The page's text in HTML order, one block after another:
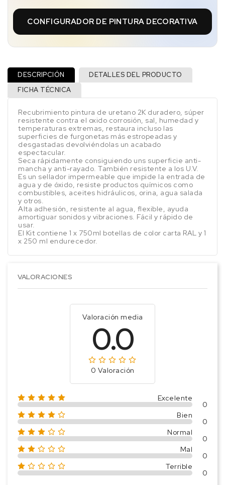
CONFIGURADOR DE PINTURA DECORATIVA
DESCRIPCIÓN
DETALLES DEL PRODUCTO
FICHA TÉCNICA
Recubrimiento pintura de uretano 2K duradero, súper
resistente contra el oxido corrosión, sal, humedad y
temperaturas extremas, restaura incluso las
superficies de furgonetas más estropeadas y
desgastadas devolviéndolas un acabado
espectacular.
Seca rápidamente consiguiendo uns superficie anti-
mancha y anti-rayado. También resistente a los U.V.
Es un sellador impermeable que impide la entrada de
agua y de óxido, resiste productos químicos como
combustibles, aceites hidráulicos, orina, agua salada
y otros.
Alta adhesión, resistente al agua, flexible, ayuda
amortiguar sonidos y vibraciones. Fácil y rápido de
usar.
El Kit contiene 1 x 750ml botellas de color carta RAL y 1
x 250 ml endurecedor.
VALORACIONES
Valoración media
0.0
0 Valoración
Excelente
0
Bien
0
Normal
0
Mal
0
Terrible
0